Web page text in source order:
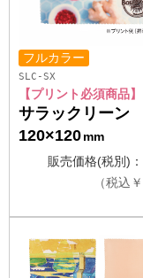
フルカラー
SLC-SX
【プリント必須商品】
サラックリーン
120×120mm
販売価格(税別)：
（税込 ￥